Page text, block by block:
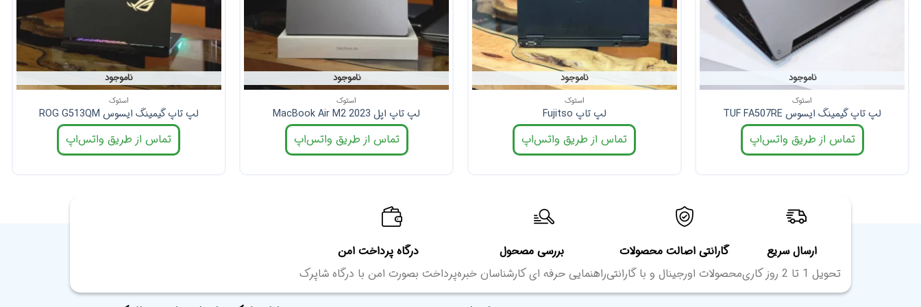
ناموجود
استوک
لپ تاپ گیمینگ ایسوس TUF FA507RE
تماس از طریق واتس‌اپ
ناموجود
استوک
لپ تاپ Fujitso
تماس از طریق واتس‌اپ
ناموجود
استوک
لپ تاپ اپل MacBook Air M2 2023
تماس از طریق واتس‌اپ
ناموجود
استوک
لپ تاپ گیمینگ ایسوس ROG G513QM
تماس از طریق واتس‌اپ
ارسال سریع
تحویل 1 تا 2 روز کاری
گارانتی اصالت محصولات
محصولات اورجینال و با گارانتی
بررسی مصحول
راهنمایی حرفه ای کارشناسان خبره
درگاه پرداخت امن
پرداخت بصورت امن با درگاه شاپرک